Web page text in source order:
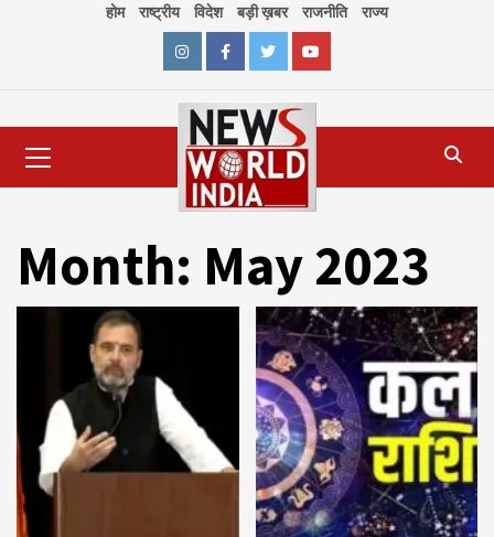
होम राष्ट्रीय विदेश बड़ी ख़बर राजनीति राज्य
InstagramFacebookTwitterYoutube
Menu
Month: May 2023